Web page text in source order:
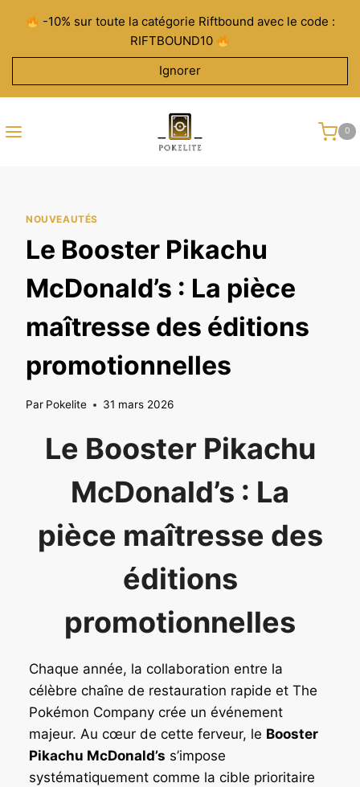
contenu
-10% sur toute la catégorie Riftbound avec le code :
RIFTBOUND10
Ignorer
0
NOUVEAUTÉS
Le Booster Pikachu
McDonald’s : La pièce
maîtresse des éditions
promotionnelles
Par Pokelite 31 mars 2026
Le Booster Pikachu
McDonald’s : La
pièce maîtresse des
éditions
promotionnelles
Chaque année, la collaboration entre la
célèbre chaîne de restauration rapide et The
Pokémon Company crée un événement
majeur. Au cœur de cette ferveur, le Booster
Pikachu McDonald’s s’impose
systématiquement comme la cible prioritaire